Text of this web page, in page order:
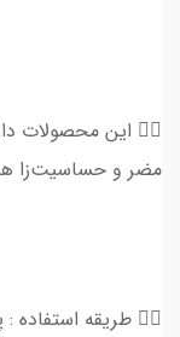
👈🏻 این محصولات
مضر و حساسیت‌زا
👈🏻 طریقه استفاده